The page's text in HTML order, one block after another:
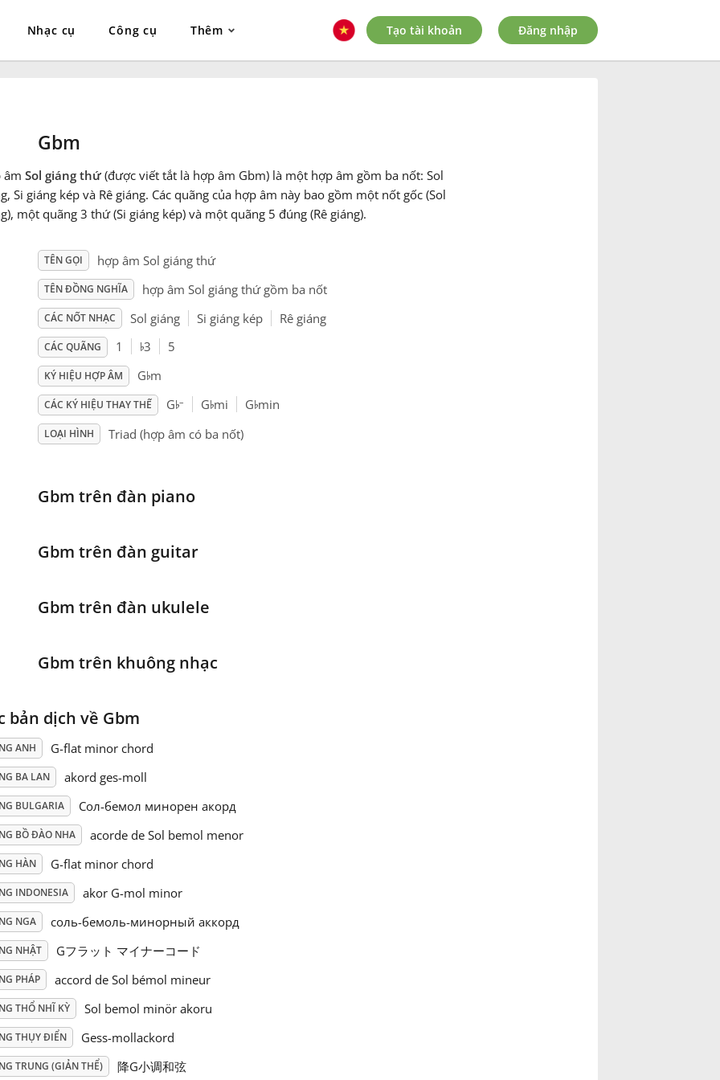
Nhạc cụ Công cụ Thêm Tạo tài khoản Đăng nhập
Gbm
âm Sol giáng thứ(được viết tắt là hợp âm Gbm) là một hợp âm gồm ba nốt: Sol
Si giáng kép và Rê giáng. Các quãng của hợp âm này bao gồm một nốt gốc (Sol
một quãng 3 thứ (Si giáng kép) và một quãng 5 đúng (Rê giáng).
TÊN GỌI hợp âm Sol giáng thứ
TÊN ĐỒNG NGHĨA hợp âm Sol giáng thứ gồm ba nốt
CÁC NỐT NHẠC Sol giáng Si giáng kép Rê giáng
CÁC QUÃNG 1 ♭3 5
KÝ HIỆU HỢP ÂM G♭m
CÁC KÝ HIỆU THAY THẾ G♭– G♭mi G♭min
LOẠI HÌNH Triad (hợp âm có ba nốt)
Gbm trên đàn piano
Gbm trên đàn guitar
Gbm trên đàn ukulele
Gbm trên khuông nhạc
bản dịch về Gbm
ANH G-flat minor chord
BA LAN akord ges-moll
BULGARIA Сол-бемол минорен акорд
BỒ ĐÀO NHA acorde de Sol bemol menor
HÀN G-flat minor chord
INDONESIA akor G-mol minor
NGA соль-бемоль-минорный аккорд
NHẬT Gフラット マイナーコード
PHÁP accord de Sol bémol mineur
THỔ NHĨ KỲ Sol bemol minör akoru
THỤY ĐIỂN Gess-mollackord
TRUNG (GIẢN THỂ) 降G小调和弦